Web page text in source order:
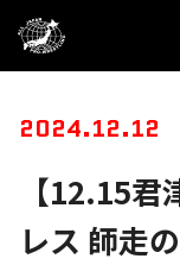
2024.12.12
【12.15
レス 師走